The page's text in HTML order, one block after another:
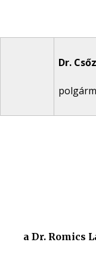
Dr.
a Dr. Romics